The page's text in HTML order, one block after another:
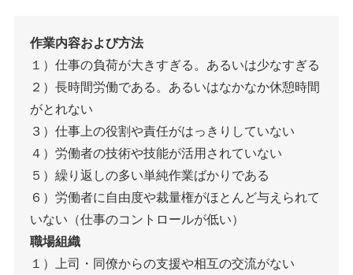
作業内容および方法
１）仕事の負荷が大きすぎる。あるいは少なすぎる
２）長時間労働である。あるいはなかなか休憩時間
がとれない
３）仕事上の役割や責任がはっきりしていない
４）労働者の技術や技能が活用されていない
５）繰り返しの多い単純作業ばかりである
６）労働者に自由度や裁量権がほとんど与えられて
いない（仕事のコントロールが低い）
職場組織
１）上司・同僚からの支援や相互の交流がない